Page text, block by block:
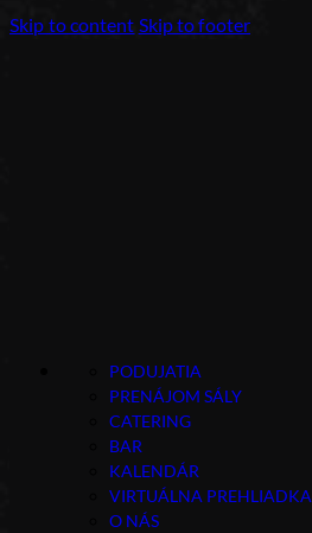
Skip to content Skip to footer
PODUJATIA
PRENÁJOM SÁLY
CATERING
BAR
KALENDÁR
VIRTUÁLNA PREHLIADKA
O NÁS